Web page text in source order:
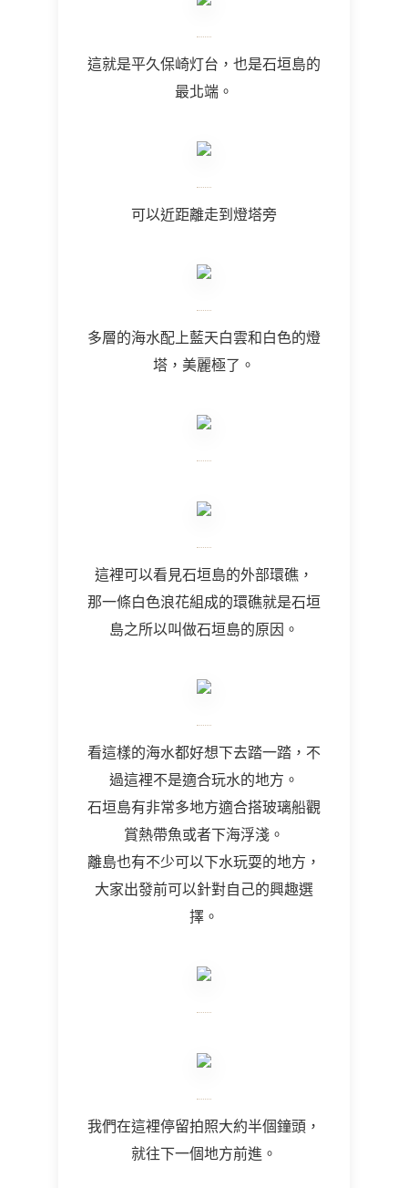
這就是平久保崎灯台，也是石垣島的
最北端。
可以近距離走到燈塔旁
多層的海水配上藍天白雲和白色的燈
塔，美麗極了。
這裡可以看見石垣島的外部環礁，
那一條白色浪花組成的環礁就是石垣
島之所以叫做石垣島的原因。
看這樣的海水都好想下去踏一踏，不
過這裡不是適合玩水的地方。
石垣島有非常多地方適合搭玻璃船觀
賞熱帶魚或者下海浮淺。
離島也有不少可以下水玩耍的地方，
大家出發前可以針對自己的興趣選
擇。
我們在這裡停留拍照大約半個鐘頭，
就往下一個地方前進。